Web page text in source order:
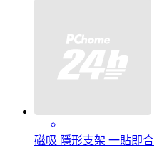
磁吸 隱形支架 一貼即合